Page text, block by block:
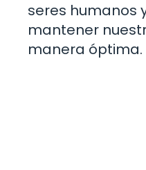
seres humanos
mantener
manera óptima.